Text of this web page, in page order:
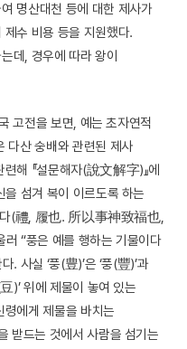
명산대천 등에 대한 제사가
수 비용 등을 지원했다.
데, 경우에 따라 왕이
고전을 보면, 예는 초자연적
다산 숭배와 관련된 제사
해 『설문해자(說文解字)』에
섬겨 복이 이르도록 하는
(禮, 履也. 所以事神致福也,
“풍은 예를 행하는 기물이다
사실 ‘풍(豊)’은 ‘풍(豐)’과
)’ 위에 제물이 놓여 있는
에게 제물을 바치는
받드는 것에서 사람을 섬기는